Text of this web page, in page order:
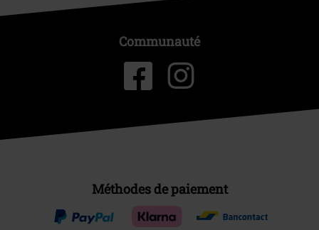
Communauté
Méthodes de paiement